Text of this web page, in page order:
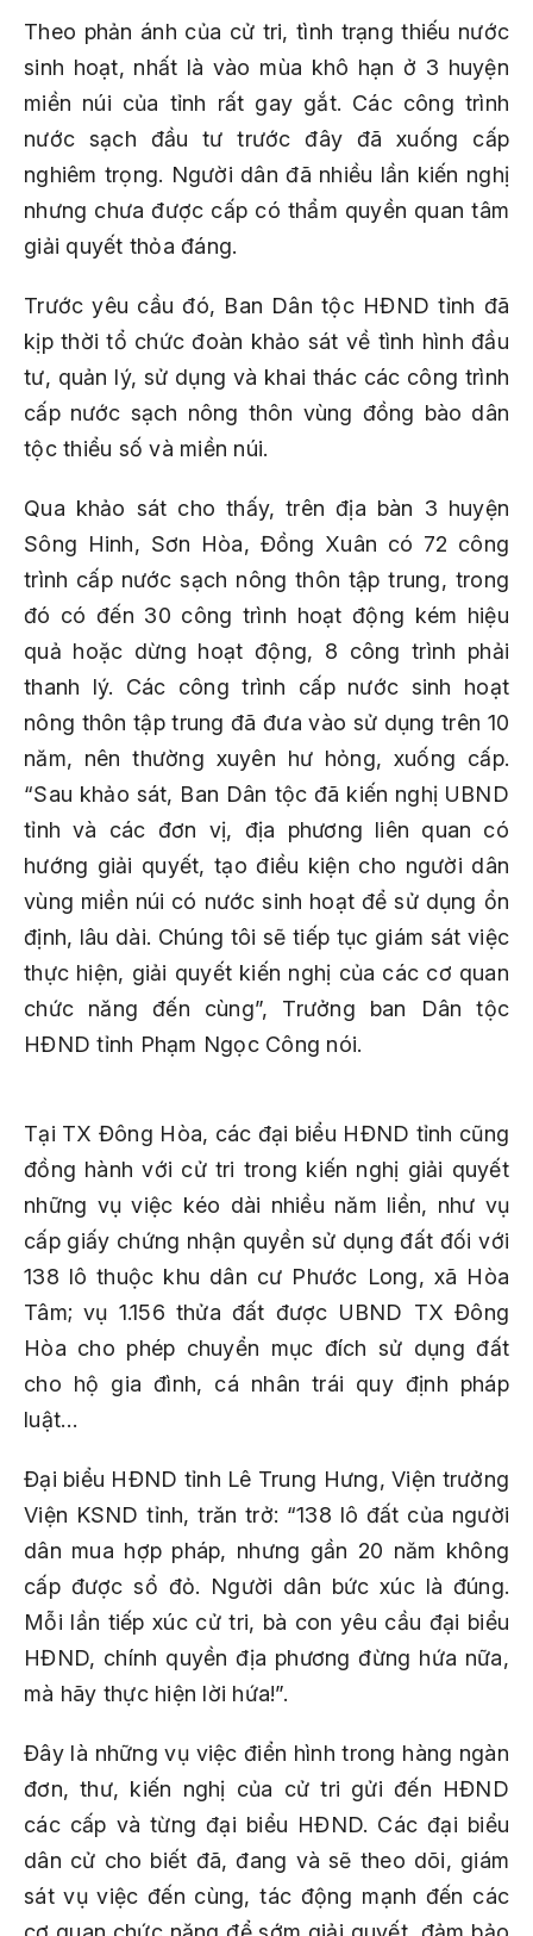
Theo phản ánh của cử tri, tình trạng thiếu nước
sinh hoạt, nhất là vào mùa khô hạn ở 3 huyện
miền núi của tỉnh rất gay gắt. Các công trình
nước sạch đầu tư trước đây đã xuống cấp
nghiêm trọng. Người dân đã nhiều lần kiến nghị
nhưng chưa được cấp có thẩm quyền quan tâm
giải quyết thỏa đáng.
Trước yêu cầu đó, Ban Dân tộc HĐND tỉnh đã
kịp thời tổ chức đoàn khảo sát về tình hình đầu
tư, quản lý, sử dụng và khai thác các công trình
cấp nước sạch nông thôn vùng đồng bào dân
tộc thiểu số và miền núi.
Qua khảo sát cho thấy, trên địa bàn 3 huyện
Sông Hinh, Sơn Hòa, Đồng Xuân có 72 công
trình cấp nước sạch nông thôn tập trung, trong
đó có đến 30 công trình hoạt động kém hiệu
quả hoặc dừng hoạt động, 8 công trình phải
thanh lý. Các công trình cấp nước sinh hoạt
nông thôn tập trung đã đưa vào sử dụng trên 10
năm, nên thường xuyên hư hỏng, xuống cấp.
“Sau khảo sát, Ban Dân tộc đã kiến nghị UBND
tỉnh và các đơn vị, địa phương liên quan có
hướng giải quyết, tạo điều kiện cho người dân
vùng miền núi có nước sinh hoạt để sử dụng ổn
định, lâu dài. Chúng tôi sẽ tiếp tục giám sát việc
thực hiện, giải quyết kiến nghị của các cơ quan
chức năng đến cùng”, Trưởng ban Dân tộc
HĐND tỉnh Phạm Ngọc Công nói.
Tại TX Đông Hòa, các đại biểu HĐND tỉnh cũng
đồng hành với cử tri trong kiến nghị giải quyết
những vụ việc kéo dài nhiều năm liền, như vụ
cấp giấy chứng nhận quyền sử dụng đất đối với
138 lô thuộc khu dân cư Phước Long, xã Hòa
Tâm; vụ 1.156 thửa đất được UBND TX Đông
Hòa cho phép chuyển mục đích sử dụng đất
cho hộ gia đình, cá nhân trái quy định pháp
luật…
Đại biểu HĐND tỉnh Lê Trung Hưng, Viện trưởng
Viện KSND tỉnh, trăn trở: “138 lô đất của người
dân mua hợp pháp, nhưng gần 20 năm không
cấp được sổ đỏ. Người dân bức xúc là đúng.
Mỗi lần tiếp xúc cử tri, bà con yêu cầu đại biểu
HĐND, chính quyền địa phương đừng hứa nữa,
mà hãy thực hiện lời hứa!”.
Đây là những vụ việc điển hình trong hàng ngàn
đơn, thư, kiến nghị của cử tri gửi đến HĐND
các cấp và từng đại biểu HĐND. Các đại biểu
dân cử cho biết đã, đang và sẽ theo dõi, giám
sát vụ việc đến cùng, tác động mạnh đến các